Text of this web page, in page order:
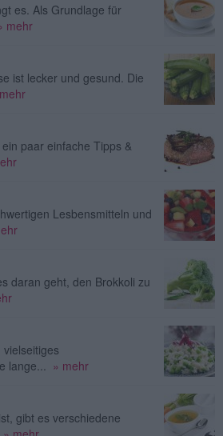
es. Als Grundlage für
mehr
ist lecker und gesund. Die
paar einfache Tipps &
Lesbensmitteln und
daran geht, den Brokkoli zu
» mehr
gibt es verschiedene